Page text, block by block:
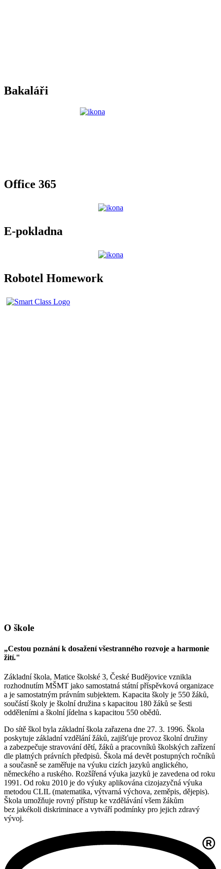
Bakaláři
Office 365
E-pokladna
Robotel Homework
O škole
„Cestou poznání k dosažení všestranného rozvoje a harmonie
žití."
Základní škola, Matice školské 3, České Budějovice vznikla
rozhodnutím MŠMT jako samostatná státní příspěvková organizace
a je samostatným právním subjektem. Kapacita školy je 550 žáků,
součástí školy je školní družina s kapacitou 180 žáků se šesti
odděleními a školní jídelna s kapacitou 550 obědů.
Do sítě škol byla základní škola zařazena dne 27. 3. 1996. Škola
poskytuje základní vzdělání žáků, zajišťuje provoz školní družiny
a zabezpečuje stravování dětí, žáků a pracovníků školských zařízení
dle platných právních předpisů. Škola má devět postupných ročníků
a současně se zaměřuje na výuku cizích jazyků anglického,
německého a ruského. Rozšířená výuka jazyků je zavedena od roku
1991. Od roku 2010 je do výuky aplikována cizojazyčná výuka
metodou CLIL (matematika, výtvarná výchova, zeměpis, dějepis).
Škola umožňuje rovný přístup ke vzdělávání všem žákům
bez jakékoli diskriminace a vytváří podmínky pro jejich zdravý
vývoj.